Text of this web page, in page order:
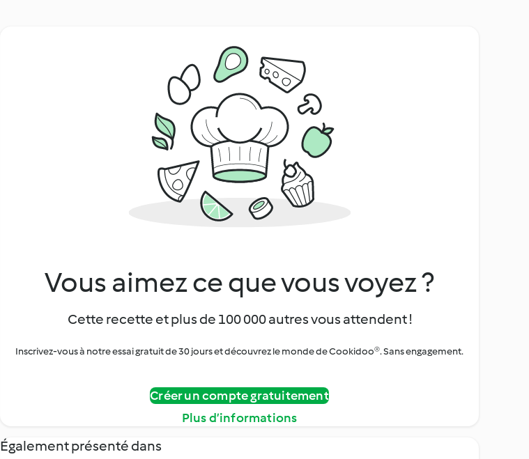
Vous aimez ce que vous voyez ?
Cette recette et plus de 100 000 autres vous attendent !
Inscrivez-vous à notre essai gratuit de 30 jours et découvrez le monde de Cookidoo®. Sans engagement.
Créer un compte gratuitement
Plus d’informations
Également présenté dans